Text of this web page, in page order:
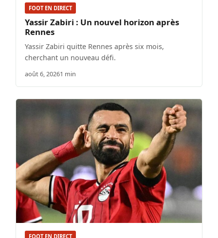
FOOT EN DIRECT
Yassir Zabiri : Un nouvel horizon après
Rennes
Yassir Zabiri quitte Rennes après six mois,
cherchant un nouveau défi.
août 6, 20261 min
FOOT EN DIRECT